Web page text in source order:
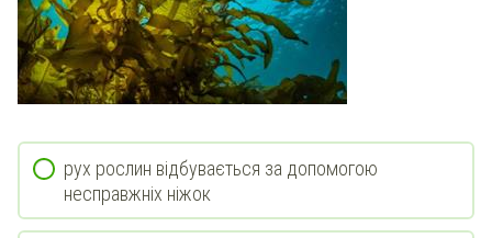
рух рослин відбувається за допомогою
несправжніх ніжок